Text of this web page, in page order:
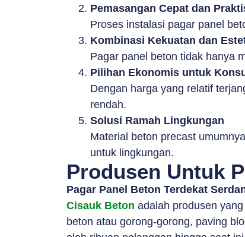
Pemasangan Cepat dan
Proses instalasi pagar panel
Kombinasi Kekuatan dan
Pagar panel beton tidak hanya
Pilihan Ekonomis untuk
Dengan harga yang relatif
rendah.
Solusi Ramah Lingkungan
Material beton precast
untuk lingkungan.
Produsen Untuk
Pagar Panel Beton Terdekat
Cisauk Beton adalah produsen
beton atau gorong-gorong, paving